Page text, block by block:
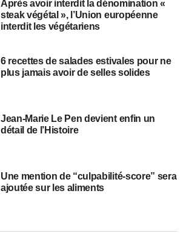
Après avoir interdit la dénomination «
steak végétal », l’Union européenne
interdit les végétariens
6 recettes de salades estivales pour ne
plus jamais avoir de selles solides
Jean-Marie Le Pen devient enfin un
détail de l’Histoire
Une mention de “culpabilité-score” sera
ajoutée sur les aliments